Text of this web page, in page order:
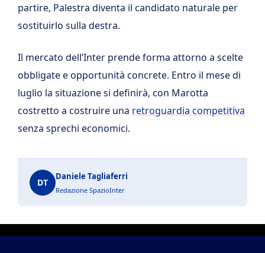
partire, Palestra diventa il candidato naturale per
sostituirlo sulla destra.
Il mercato dell’Inter prende forma attorno a scelte
obbligate e opportunità concrete. Entro il mese di
luglio la situazione si definirà, con Marotta
costretto a costruire una retroguardia competitiva
senza sprechi economici.
DT
Daniele Tagliaferri
Redazione SpazioInter